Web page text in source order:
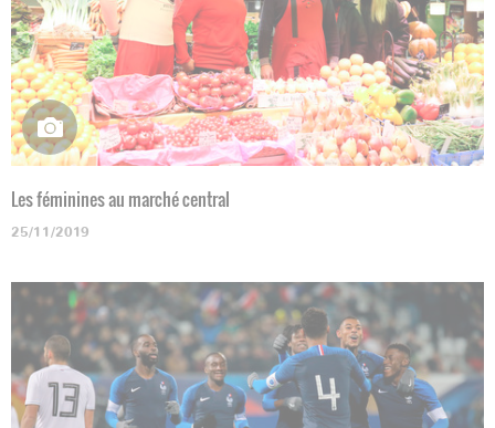
Les féminines au marché central
25/11/2019